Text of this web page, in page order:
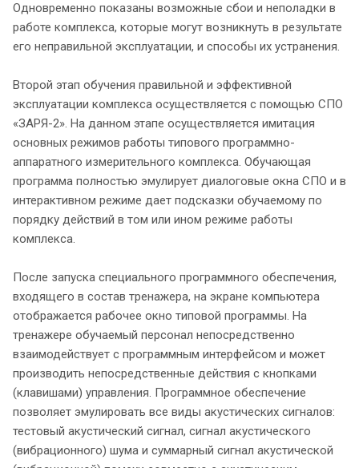
Одновременно показаны возможные сбои и неполадки в
работе комплекса, которые могут возникнуть в результате
его неправильной эксплуатации, и способы их устранения.
Второй этап обучения правильной и эффективной
эксплуатации комплекса осуществляется с помощью СПО
«ЗАРЯ-2». На данном этапе осуществляется имитация
основных режимов работы типового программно-
аппаратного измерительного комплекса. Обучающая
программа полностью эмулирует диалоговые окна СПО и в
интерактивном режиме дает подсказки обучаемому по
порядку действий в том или ином режиме работы
комплекса.
После запуска специального программного обеспечения,
входящего в состав тренажера, на экране компьютера
отображается рабочее окно типовой программы. На
тренажере обучаемый персонал непосредственно
взаимодействует с программным интерфейсом и может
производить непосредственные действия с кнопками
(клавишами) управления. Программное обеспечение
позволяет эмулировать все виды акустических сигналов:
тестовый акустический сигнал, сигнал акустического
(вибрационного) шума и суммарный сигнал акустической